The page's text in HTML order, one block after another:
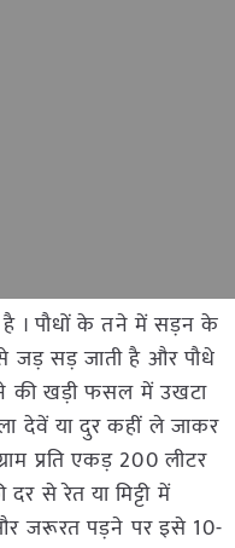
। पौधों के तने में सड़न के
जड़ सड़ जाती है और पौधे
की खड़ी फसल में उखटा
देवें या दुर कहीं ले जाकर
प्रति एकड़ 200 लीटर
से रेत या मिट्टी में
और जरूरत पड़ने पर इसे 10-